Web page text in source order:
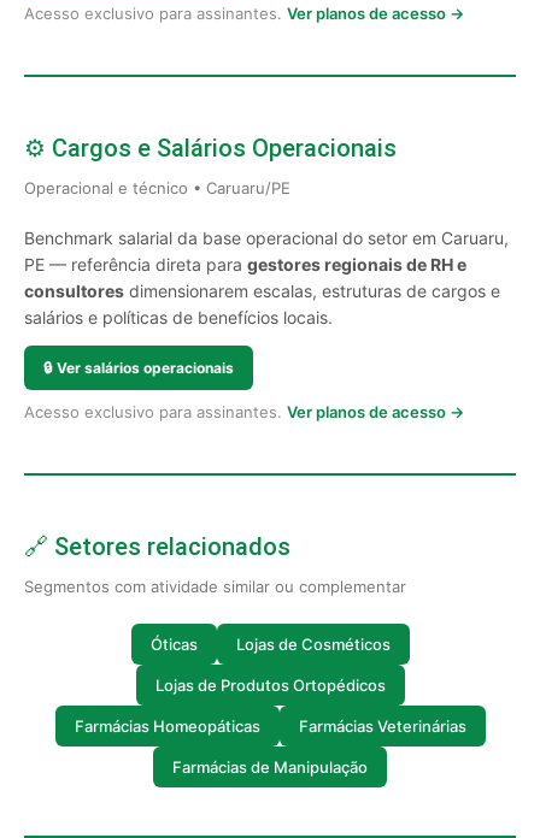
Acesso exclusivo para assinantes. Ver planos de acesso →
⚙️ Cargos e Salários Operacionais
Operacional e técnico • Caruaru/PE
Benchmark salarial da base operacional do setor em Caruaru,
PE — referência direta para gestores regionais de RH e
consultores dimensionarem escalas, estruturas de cargos e
salários e políticas de benefícios locais.
🔒 Ver salários operacionais
Acesso exclusivo para assinantes. Ver planos de acesso →
🔗 Setores relacionados
Segmentos com atividade similar ou complementar
Óticas Lojas de Cosméticos
Lojas de Produtos Ortopédicos
Farmácias Homeopáticas Farmácias Veterinárias
Farmácias de Manipulação